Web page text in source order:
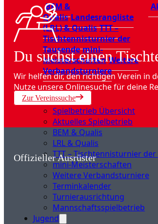
BEM &
Qualis Landesrangliste
(LRL) & Qualis TTT –
Tischtennisturnier der
Tausende mini-
Meisterschaften Weitere
Verbandsturniere
Spielbetrieb Übersicht
Aktuelles Spielbetrieb
BEM & Qualis
LRL & Qualis
TTT – Tischtennisturnier der
mini-Meisterschaften
Weitere Verbandsturniere
Terminkalender
Turnierausrichtung
Mannschaftsspielbetrieb
Jugend
Du suchst einen
Wir helfen dir, den richtigen Verein in
Nutze unsere Onlinesuche für deine
Zur Vereinssuche
Offizieller Ausrüster